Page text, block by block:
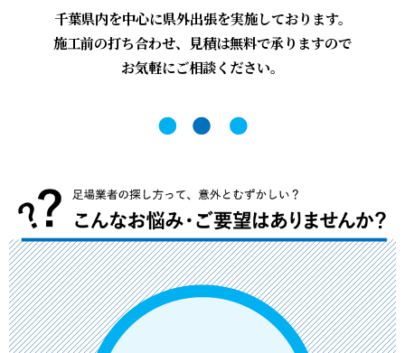
千葉県内を中心に県外出張を実施しております。
施工前の打ち合わせ、見積は無料で承りますので
お気軽にご相談ください。